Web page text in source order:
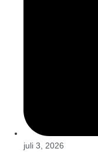
juli 3, 2026